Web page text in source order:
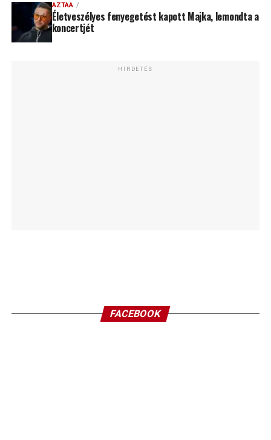
AZTAA
Életveszélyes fenyegetést kapott Majka, lemondta a
koncertjét
HIRDETÉS
FACEBOOK